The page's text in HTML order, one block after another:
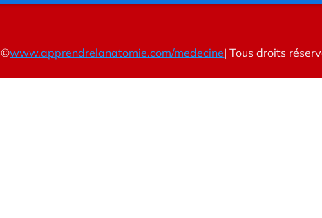
©www.apprendrelanatomie.com/medecine| Tous droits